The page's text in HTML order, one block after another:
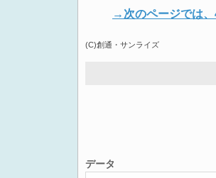
→次のページでは
(C)創通・サンライズ
データ